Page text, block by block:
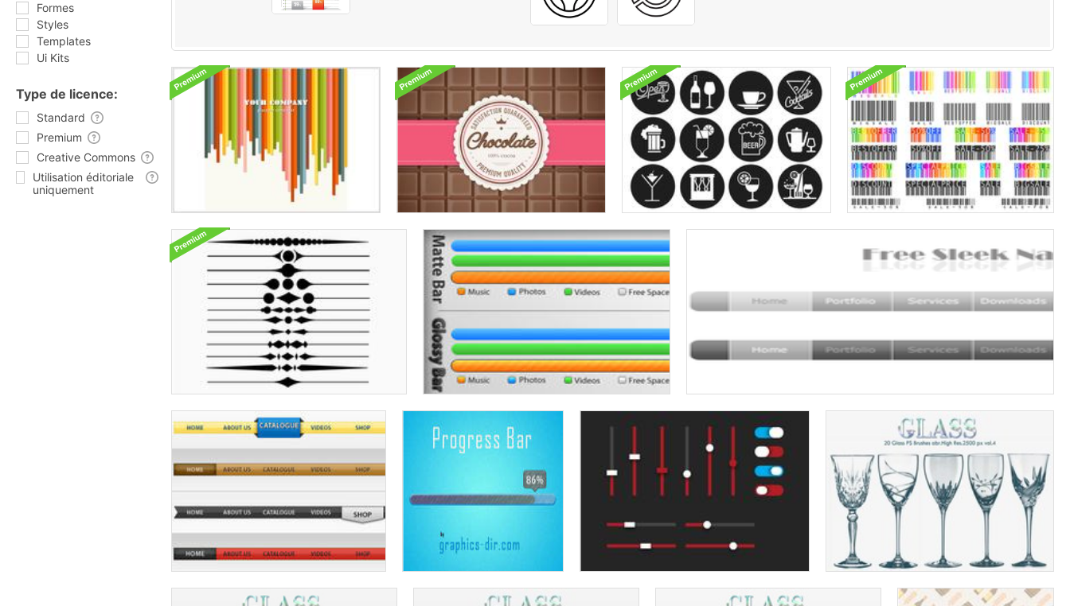
Formes
Styles
Templates
Ui Kits
Type de licence:
Standard
Premium
Creative Commons
Utilisation éditoriale
uniquement